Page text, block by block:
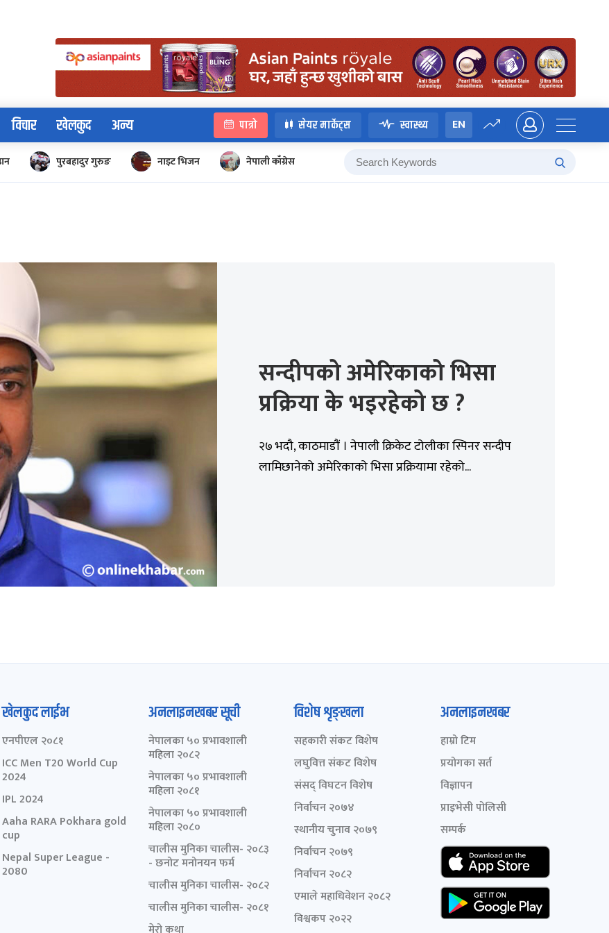
विचार खेलकुद अन्य पात्रो सेयर मार्केट्स स्वास्थ्य EN
पुरबहादुर गुरुङ नाइट भिजन नेपाली काँग्रेस
सन्दीपको अमेरिकाको भिसा
प्रक्रिया के भइरहेको छ ?
२७ भदौ, काठमाडौं । नेपाली क्रिकेट टोलीका स्पिनर सन्दीप
लामिछानेको अमेरिकाको भिसा प्रक्रियामा रहेको...
खेलकुद लाईभ
एनपीएल २०८१
ICC Men T20 World Cup
2024
IPL 2024
Aaha RARA Pokhara gold
cup
Nepal Super League -
2080
अनलाइनखबर सूची
नेपालका ५० प्रभावशाली
महिला २०८२
नेपालका ५० प्रभावशाली
महिला २०८१
नेपालका ५० प्रभावशाली
महिला २०८०
चालीस मुनिका चालीस- २०८३
- छनोट मनोनयन फर्म
चालीस मुनिका चालीस- २०८२
चालीस मुनिका चालीस- २०८१
विशेष शृङ्खला
सहकारी संकट विशेष
लघुवित्त संकट विशेष
संसद् विघटन विशेष
निर्वाचन २०७४
स्थानीय चुनाव २०७९
निर्वाचन २०७९
निर्वाचन २०८२
एमाले महाधिवेशन २०८२
विश्वकप २०२२
अनलाइनखबर
हाम्रो टिम
प्रयोगका सर्त
विज्ञापन
प्राइभेसी पोलिसी
सम्पर्क